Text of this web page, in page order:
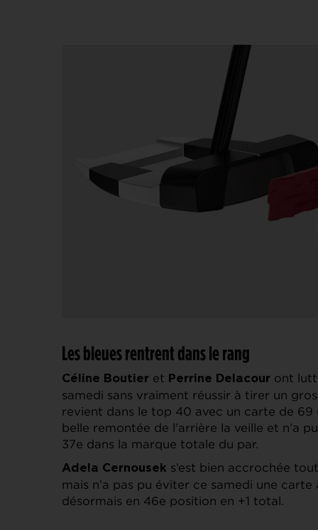
Les bleues rentrent dans le rang
Céline Boutier et Perrine Delacour ont
samedi sans vraiment réussir à tirer un
revient dans le top 40 avec un carte de 69
belle remontée de l’arrière la veille et n’a
37e dans la marque totale du par.
Adela Cernousek s’est bien accrochée
mais n’a pas pu éviter ce samedi une
désormais en 46e position en +1 total.